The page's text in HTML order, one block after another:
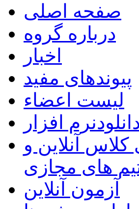
صفحه اصلی
درباره گروه
اخبار
پیوندهای مفید
لیست اعضاء
افزار
آنلاین و
های مجازی
آزمون آنلاین